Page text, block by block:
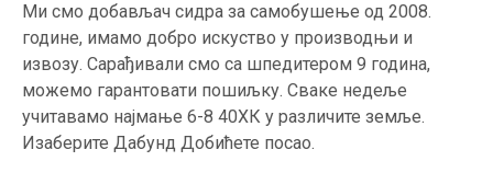
Ми смо добављач сидра за самобушење од 2008.
године, имамо добро искуство у производњи и
извозу. Сарађивали смо са шпедитером 9 година,
можемо гарантовати пошиљку. Сваке недеље
учитавамо најмање 6-8 40ХК у различите земље.
Изаберите Дабунд Добићете посао.